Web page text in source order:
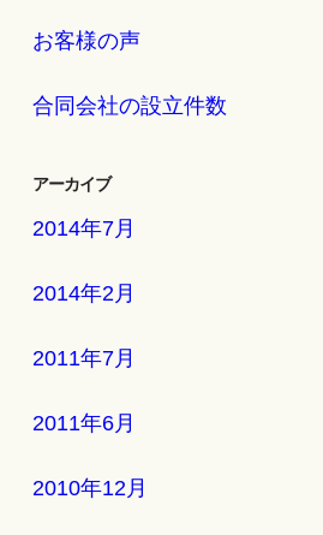
お客様の声
合同会社の設立件数
アーカイブ
2014年7月
2014年2月
2011年7月
2011年6月
2010年12月